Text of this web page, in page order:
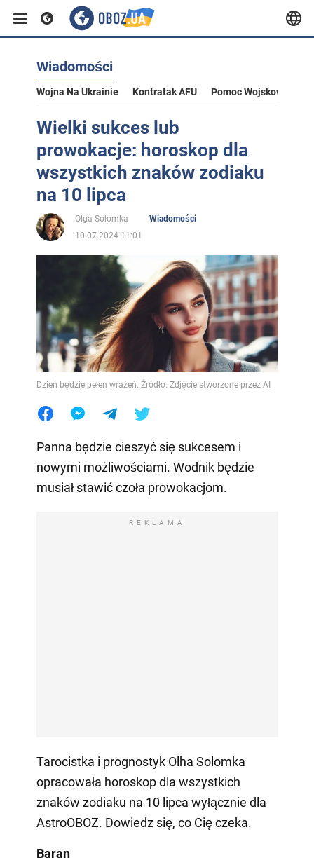
Wiadomości
Wojna Na Ukrainie Kontratak AFU Pomoc Wojskowa Dla
Wielki sukces lub
prowokacje: horoskop dla
wszystkich znaków zodiaku
na 10 lipca
Olga Sołomka
Wiadomości
10.07.2024 11:01
Dzień będzie pełen wrażeń. Źródło: Zdjęcie stworzone przez AI
Panna będzie cieszyć się sukcesem i
nowymi możliwościami. Wodnik będzie
musiał stawić czoła prowokacjom.
REKLAMA
Tarocistka i prognostyk Olha Solomka
opracowała horoskop dla wszystkich
znaków zodiaku na 10 lipca wyłącznie dla
AstroOBOZ. Dowiedz się, co Cię czeka.
Baran